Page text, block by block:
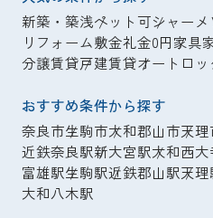
新築・築浅ペット可シャー
リフォーム敷金礼金0円家具
分譲賃貸戸建賃貸オートロッ
おすすめ条件から探す
奈良市生駒市大和郡山市天理
近鉄奈良駅新大宮駅大和西大
富雄駅生駒駅近鉄郡山駅天理
大和八木駅